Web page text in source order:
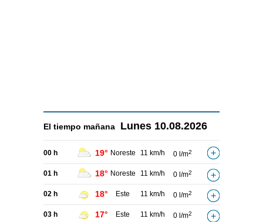
El tiempo mañana Lunes 10.08.2026
00 h 19° Noreste 11 km/h 0 l/m2
01 h 18° Noreste 11 km/h 0 l/m2
02 h 18° Este 11 km/h 0 l/m2
03 h 17° Este 11 km/h 0 l/m2